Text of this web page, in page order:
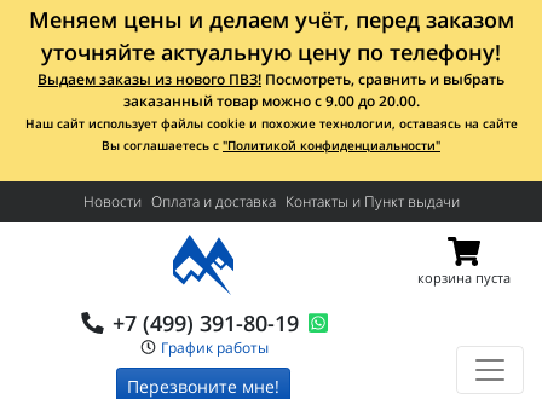
Меняем цены и делаем учёт, перед заказом
уточняйте актуальную цену по телефону!
Выдаем заказы из нового ПВЗ! Посмотреть, сравнить и выбрать
заказанный товар можно с 9.00 до 20.00.
Наш сайт использует файлы cookie и похожие технологии, оставаясь на сайте
Вы соглашаетесь с "Политикой конфиденциальности"
Новости Оплата и доставка Контакты и Пункт выдачи
+7 (499) 391-80-19
График работы
Перезвоните мне!
корзина пуста